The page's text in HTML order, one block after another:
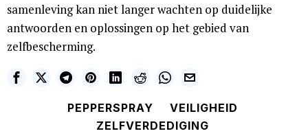
samenleving kan niet langer wachten op duidelijke
antwoorden en oplossingen op het gebied van
zelfbescherming.
PEPPERSPRAY
VEILIGHEID
ZELFVERDEDIGING